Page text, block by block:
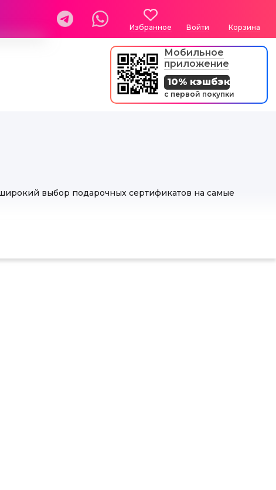
Избранное Войти Корзина
Мобильное
приложение
10% кэшбэк
с первой покупки
выбор подарочных сертификатов на самые